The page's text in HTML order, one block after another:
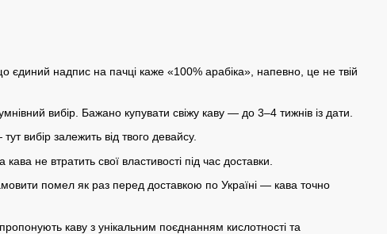
єдиний надпис на пачці каже «100% арабіка», напевно, це не твій
вибір. Бажано купувати свіжу каву — до 3–4 тижнів із дати.
вибір залежить від твого девайсу.
не втратить свої властивості під час доставки
помел як раз перед доставкою по Україні — кава точно
каву з унікальним поєднанням кислотності та